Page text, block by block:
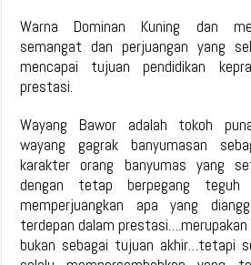
Warna Dominan Kuning dan
semangat dan perjuangan yang
mencapai tujuan pendidikan
prestasi.
Wayang Bawor adalah tokoh
wayang gagrak banyumasan
karakter orang banyumas yang
dengan tetap berpegang teguh
memperjuangkan apa yang
terdepan dalam prestasi….merupakan
bukan sebagai tujuan akhir…tetapi